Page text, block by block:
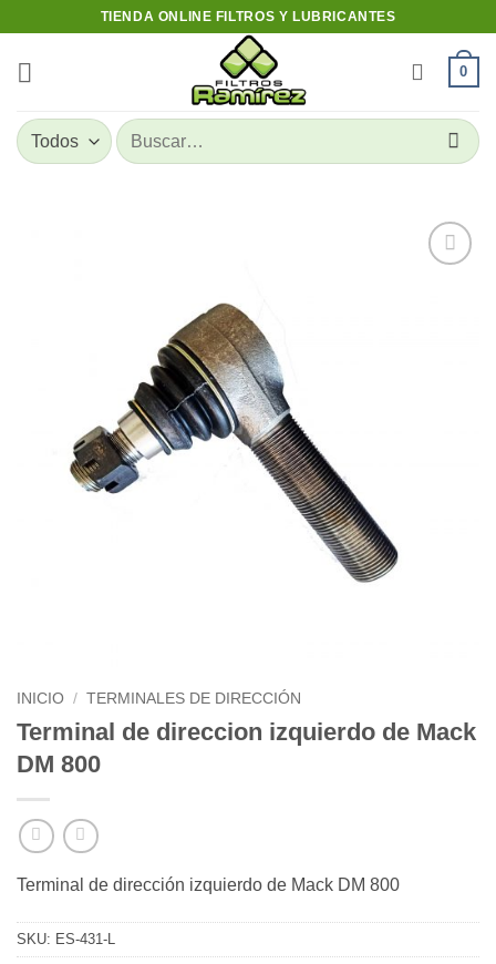
content
TIENDA ONLINE FILTROS Y LUBRICANTES
0
Buscar
por:
INICIO / TERMINALES DE DIRECCIÓN
Terminal de direccion izquierdo de Mack
DM 800
Terminal de dirección izquierdo de Mack DM 800
SKU: ES-431-L